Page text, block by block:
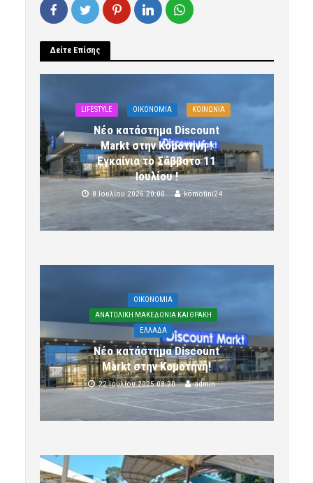
Δείτε Επίσης
LIFESTYLE OIKONOMIA ΚΟΙΝΩΝΙΑ
Νέο κατάστημα Discount
Markt στην Κομοτηνή !
Εγκαίνια το Σάββατο 11
Ιουλίου !
8 Ιουλίου 2026 20:00 komotini24
OIKONOMIA
ΑΝΑΤΟΛΙΚΗ ΜΑΚΕΔΟΝΙΑ ΚΑΙ ΘΡΑΚΗ
ΕΛΛΑΔΑ
Νέο κατάστημα Discount
Markt στην Κομοτηνή!
22 Ιουλίου 2025 08:20 admin